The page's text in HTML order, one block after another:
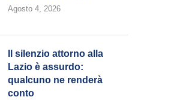
Agosto 4, 2026
Il silenzio attorno alla
Lazio è assurdo:
qualcuno ne renderà
conto